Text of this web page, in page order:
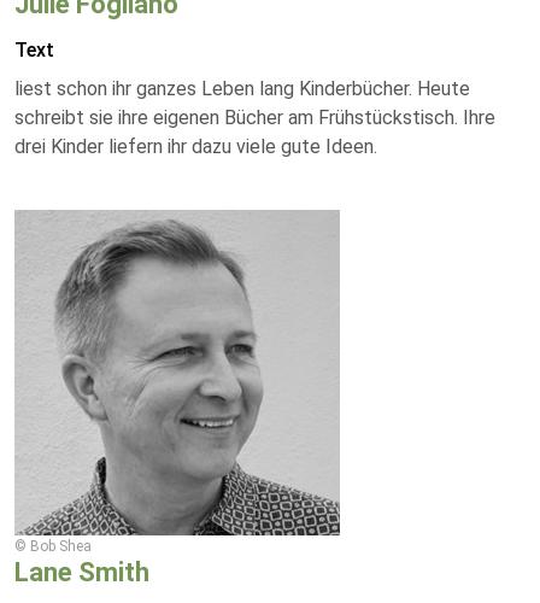
Text
liest schon ihr ganzes Leben lang Kinderbücher. Heute
schreibt sie ihre eigenen Bücher am Frühstückstisch. Ihre
drei Kinder liefern ihr dazu viele gute Ideen.
© Bob Shea
Lane Smith